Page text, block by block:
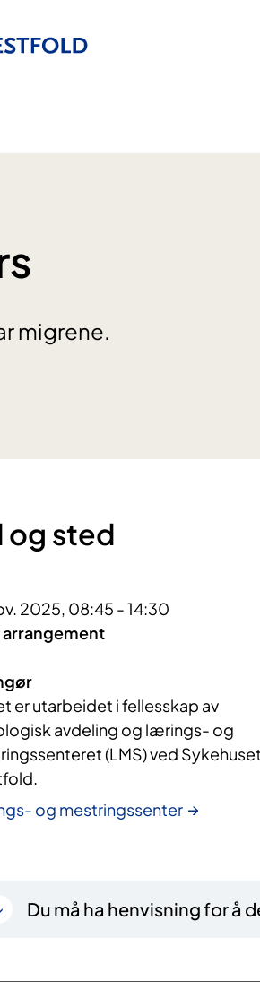
migrene.
og sted
2025, 08:45 - 14:30
arrangement
er utarbeidet i fellesskap av
avdeling og lærings- og
(LMS) ved Sykehuset
og mestringssenter
Du må ha henvisning for å